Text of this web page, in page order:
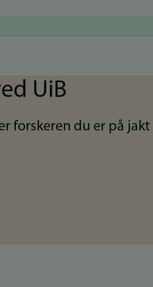
UiB
forskeren du er på